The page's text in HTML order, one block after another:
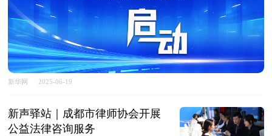
新华网 2025-06-19
新声驿站｜成都市律师协会开展
公益法律咨询服务